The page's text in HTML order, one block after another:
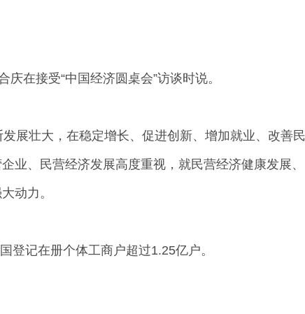
在接受“中国经济圆桌会”访谈时说。
展壮大，在稳定增长、促进创新、增加就业、改善民
业、民营经济发展高度重视，就民营经济健康发展、
动力。
记在册个体工商户超过1.25亿户。